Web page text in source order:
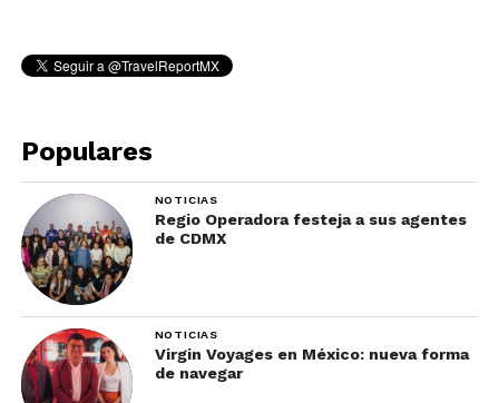
Populares
NOTICIAS
Regio Operadora festeja a sus agentes
de CDMX
NOTICIAS
Virgin Voyages en México: nueva forma
de navegar